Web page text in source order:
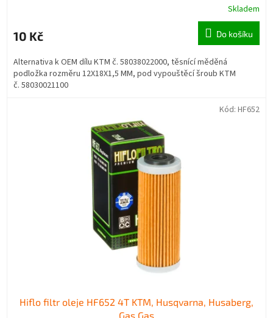
Skladem
10 Kč Do košíku
Alternativa k OEM dílu KTM č. 58038022000, těsnící měděná
podložka rozměru 12X18X1,5 MM, pod vypouštěcí šroub KTM
č. 58030021100
Hiflo filtr oleje HF652 4T KTM, Husqvarna, Husaberg,
Gas Gas
Kód: HF652